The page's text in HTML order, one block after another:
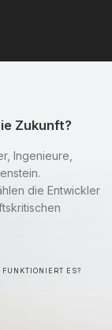
Zukunft?
Ingenieure,
die Entwickler
FUNKTIONIERT ES?